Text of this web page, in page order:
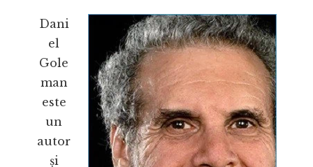
Dani
el
Gole
man
este
un
autor
și